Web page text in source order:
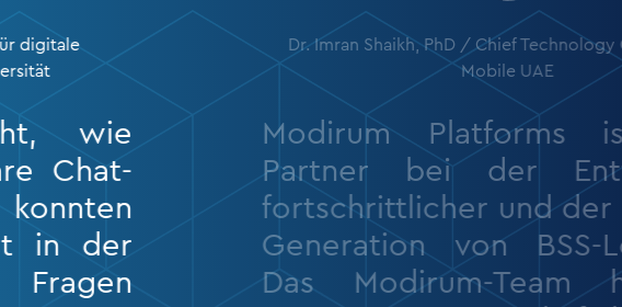
digitale
wie
Chat-
in der
Fragen
Dr. Imran Shaikh, PhD / Chief
Mobile UAE
Modirum Platforms
Partner bei der
fortschrittlicher und der
Generation von BSS-
Das Modirum-Team